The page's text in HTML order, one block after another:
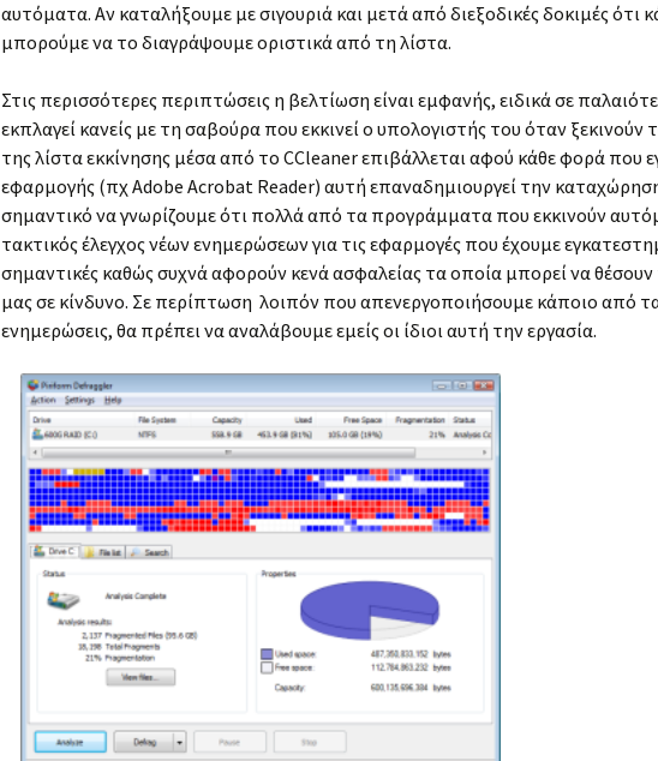
αυτόματα. Αν καταλήξουμε με σιγουριά και μετά από διεξοδικές δοκιμές ότι
μπορούμε να το διαγράψουμε οριστικά από τη λίστα.
Στις περισσότερες περιπτώσεις η βελτίωση είναι εμφανής, ειδικά σε
εκπλαγεί κανείς με τη σαβούρα που εκκινεί ο υπολογιστής του όταν ξεκινούν
της λίστα εκκίνησης μέσα από το CCleaner επιβάλλεται αφού κάθε φορά που
εφαρμογής (πχ Adobe Acrobat Reader) αυτή επαναδημιουργεί την
σημαντικό να γνωρίζουμε ότι πολλά από τα προγράμματα που εκκινούν
τακτικός έλεγχος νέων ενημερώσεων για τις εφαρμογές που έχουμε
σημαντικές καθώς συχνά αφορούν κενά ασφαλείας τα οποία μπορεί να
μας σε κίνδυνο. Σε περίπτωση λοιπόν που απενεργοποιήσουμε κάποιο από
ενημερώσεις, θα πρέπει να αναλάβουμε εμείς οι ίδιοι αυτή την εργασία.